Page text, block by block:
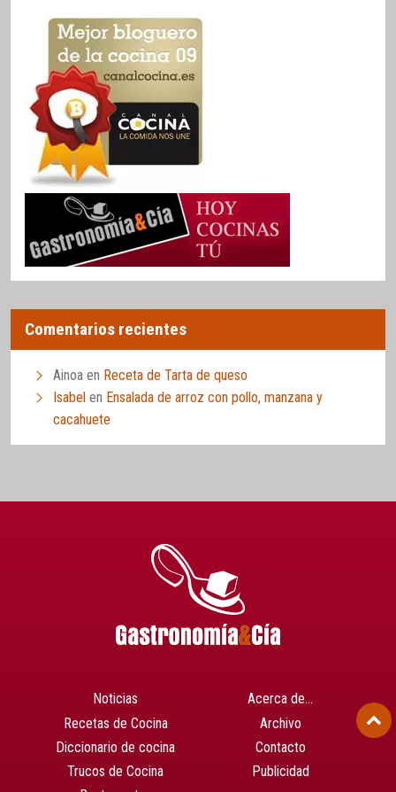
Comentarios recientes
Ainoa en Receta de Tarta de queso
Isabel en Ensalada de arroz con pollo, manzana y
cacahuete
Noticias
Recetas de Cocina
Diccionario de cocina
Trucos de Cocina
Acerca de…
Archivo
Contacto
Publicidad